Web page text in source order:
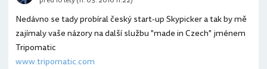
Nedávno se tady probíral český start-up Skypicker a tak by mě
zajímaly vaše názory na další službu "made in Czech" jménem
Tripomatic
www.tripomatic.com